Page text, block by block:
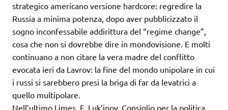
strategico americano versione hardcore: regredire la
Russia a minima potenza, dopo aver pubblicizzato il
sogno inconfessabile addirittura del “regime change”,
cosa che non si dovrebbe dire in mondovisione. E molti
continuano a non citare la vera madre del conflitto
evocata ieri da Lavrov: la fine del mondo unipolare in cui
i russi si sarebbero presi la briga di far da levatrici a
quello multipolare.
Nell’ultimo Limes, F. Luk’jnov, Consiglio per la politica